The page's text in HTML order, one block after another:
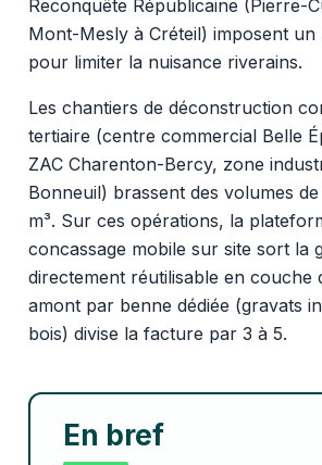
Reconquête Républicaine (Pierre-
Mont-Mesly à Créteil) imposent un
pour limiter la nuisance riverains.
Les chantiers de déconstruction
tertiaire (centre commercial Belle
ZAC Charenton-Bercy, zone
Bonneuil) brassent des volumes
m³. Sur ces opérations, la
concassage mobile sur site sort la
directement réutilisable en couche
amont par benne dédiée (gravats
bois) divise la facture par 3 à 5.
En bref